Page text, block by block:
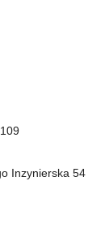
Inzynierska 54